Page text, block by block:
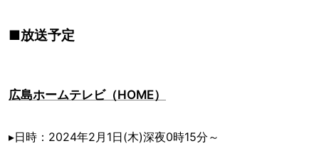
■放送予定
広島ホームテレビ（HOME）
▸日時：2024年2月1日(木)深夜0時15分～